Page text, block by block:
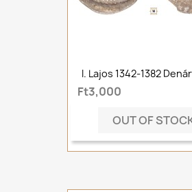
I. Lajos 1342-1382
Ft3,000
OUT OF